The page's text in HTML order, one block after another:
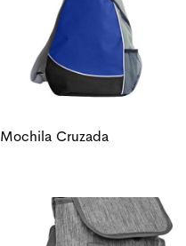
Mochila Cruzada